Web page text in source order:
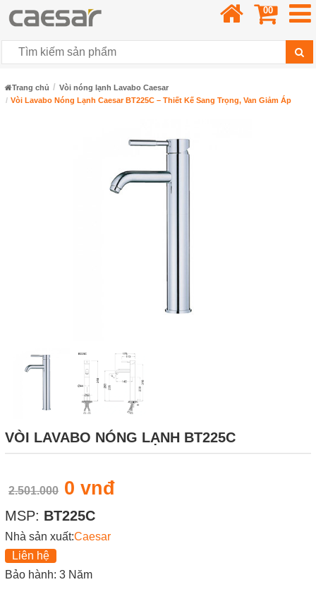
00
Trang chủ
Vòi nóng lạnh Lavabo Caesar
Vòi Lavabo Nóng Lạnh Caesar BT225C – Thiết Kế Sang Trọng, Van Giảm Áp
VÒI LAVABO NÓNG LẠNH BT225C
2.501.000 0 vnđ
MSP: BT225C
Nhà sản xuất:Caesar
Liên hệ
Bảo hành: 3 Năm